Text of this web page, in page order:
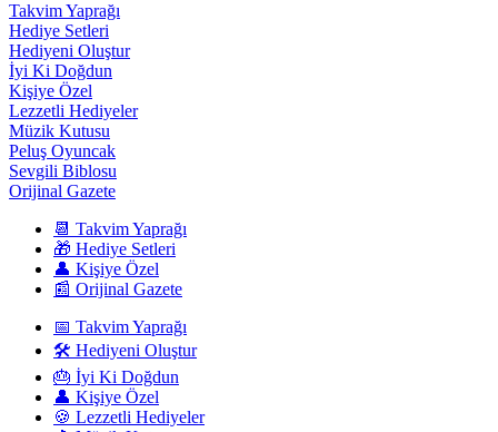
Takvim Yaprağı
Hediye Setleri
Hediyeni Oluştur
İyi Ki Doğdun
Kişiye Özel
Lezzetli Hediyeler
Müzik Kutusu
Peluş Oyuncak
Sevgili Biblosu
Orijinal Gazete
📆 Takvim Yaprağı
🎁 Hediye Setleri
👤 Kişiye Özel
📰 Orijinal Gazete
📅 Takvim Yaprağı
🛠️ Hediyeni Oluştur
🎂 İyi Ki Doğdun
👤 Kişiye Özel
🍪 Lezzetli Hediyeler